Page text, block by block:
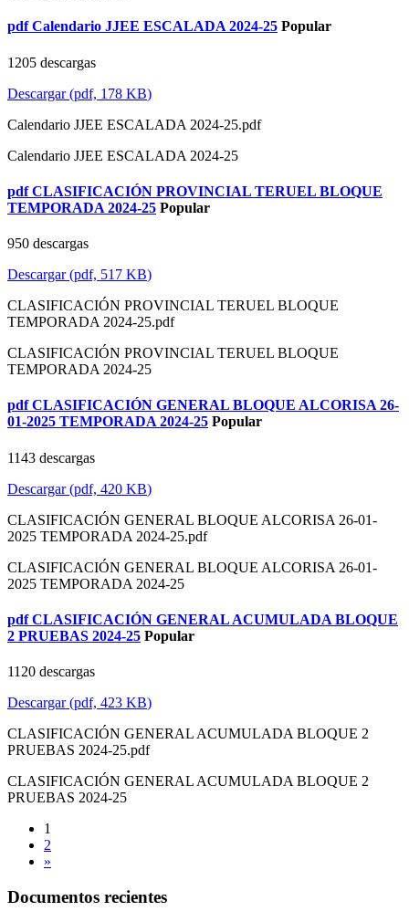
pdf Calendario JJEE ESCALADA 2024-25 Popular
1205 descargas
Descargar(pdf, 178 KB)
Calendario JJEE ESCALADA 2024-25.pdf
Calendario JJEE ESCALADA 2024-25
pdf CLASIFICACIÓN PROVINCIAL TERUEL BLOQUE
TEMPORADA 2024-25 Popular
950 descargas
Descargar(pdf, 517 KB)
CLASIFICACIÓN PROVINCIAL TERUEL BLOQUE
TEMPORADA 2024-25.pdf
CLASIFICACIÓN PROVINCIAL TERUEL BLOQUE
TEMPORADA 2024-25
pdf CLASIFICACIÓN GENERAL BLOQUE ALCORISA 26-
01-2025 TEMPORADA 2024-25 Popular
1143 descargas
Descargar(pdf, 420 KB)
CLASIFICACIÓN GENERAL BLOQUE ALCORISA 26-01-
2025 TEMPORADA 2024-25.pdf
CLASIFICACIÓN GENERAL BLOQUE ALCORISA 26-01-
2025 TEMPORADA 2024-25
pdf CLASIFICACIÓN GENERAL ACUMULADA BLOQUE
2 PRUEBAS 2024-25 Popular
1120 descargas
Descargar(pdf, 423 KB)
CLASIFICACIÓN GENERAL ACUMULADA BLOQUE 2
PRUEBAS 2024-25.pdf
CLASIFICACIÓN GENERAL ACUMULADA BLOQUE 2
PRUEBAS 2024-25
1
2
»
Documentos recientes